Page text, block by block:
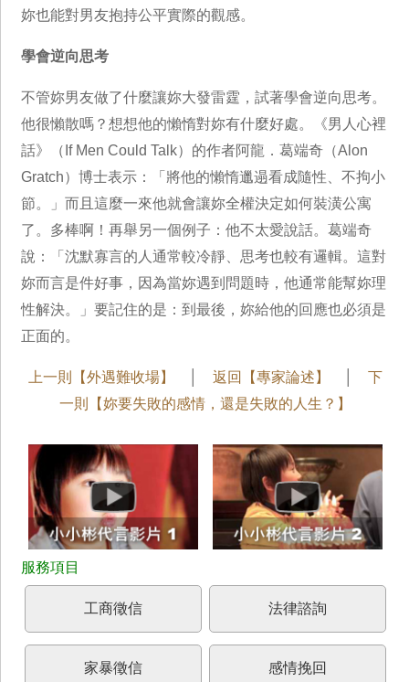
妳也能對男友抱持公平實際的觀感。
學會逆向思考
不管妳男友做了什麼讓妳大發雷霆，試著學會逆向思考。
他很懶散嗎？想想他的懶惰對妳有什麼好處。《男人心裡
話》（If Men Could Talk）的作者阿龍．葛端奇（Alon
Gratch）博士表示：「將他的懶惰邋遢看成隨性、不拘小
節。」而且這麼一來他就會讓妳全權決定如何裝潢公寓
了。多棒啊！再舉另一個例子：他不太愛說話。葛端奇
說：「沈默寡言的人通常較冷靜、思考也較有邏輯。這對
妳而言是件好事，因為當妳遇到問題時，他通常能幫妳理
性解決。」要記住的是：到最後，妳給他的回應也必須是
正面的。
上一則【外遇難收場】 返回【專家論述】
下
一則【妳要失敗的感情，還是失敗的人生？】
工商徵信 法律諮詢
家暴徵信 感情挽回